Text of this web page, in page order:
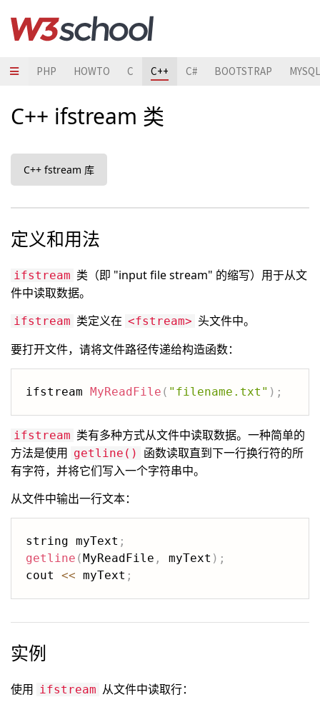
PHP HOWTO C C++ C# BOOTSTRAP MYSQL
C++ ifstream 类
C++ fstream 库
定义和用法
ifstream 类（即 "input file stream" 的缩写）用于从文
件中读取数据。
ifstream 类定义在 <fstream> 头文件中。
要打开文件，请将文件路径传递给构造函数：
ifstream MyReadFile ( "filename.txt" ) ;
ifstream 类有多种方式从文件中读取数据。一种简单的
方法是使用 getline()
函数读取直到下一行换行符的所
有字符，并将它们写入一个字符串中。
从文件中输出一行文本：
string myText ;
getline (MyReadFile , myText ) ;
cout << myText ;
实例
使用 ifstream 从文件中读取行：